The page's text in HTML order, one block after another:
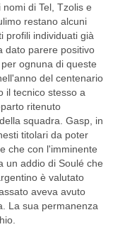
di Tel, Tzolis e
restano alcuni
profili individuati già
dato parere positivo
ognuna di queste
del centenario
il tecnico stesso a
ritenuto
squadra. Gasp, in
titolari da poter
che con l'imminente
un addio di Soulé che
è valutato
aveva avuto
La sua permanenza